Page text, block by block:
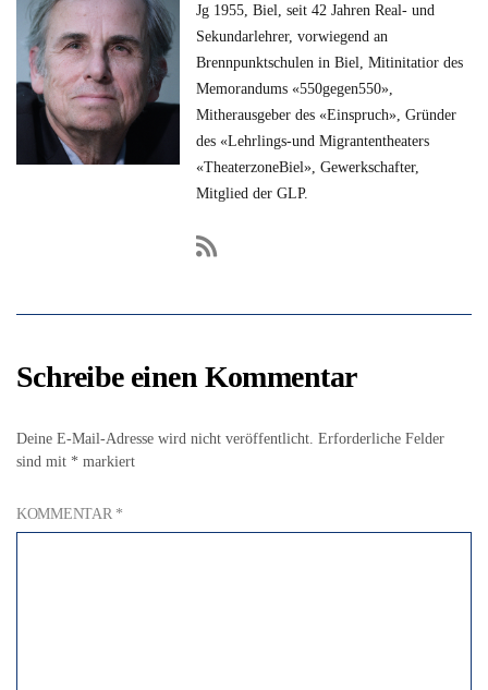
Jg 1955, Biel, seit 42 Jahren Real- und
Sekundarlehrer, vorwiegend an
Brennpunktschulen in Biel, Mitinitatior des
Memorandums «550gegen550»,
Mitherausgeber des «Einspruch», Gründer
des «Lehrlings-und Migrantentheaters
«TheaterzoneBiel», Gewerkschafter,
Mitglied der GLP.
Schreibe einen Kommentar
Deine E-Mail-Adresse wird nicht veröffentlicht. Erforderliche Felder
sind mit * markiert
KOMMENTAR *